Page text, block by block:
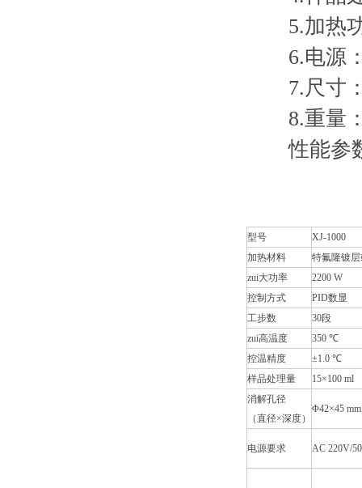
5.加热功
6.电源：
7.尺寸：
8.重量：
性能参
型号
XJ-1000
加热材料
特氟隆镀
zui大功率
2200 W
控制方式
PID数显
工步数
30段
zui高温度
350 ℃
控温精度
±1.0 ℃
样品处理量
15×100 ml
消解孔径
（直径×深度）
Φ42×45 mm
电源要求 AC 220V/